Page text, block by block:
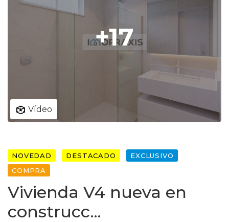
Vídeo
+17
NOVEDAD DESTACADO
EXCLUSIVO
COMPRA
Vivienda V4 nueva en
construcc...